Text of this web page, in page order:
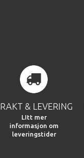
& LEVERING
LItt mer
informasjon om
leveringstider